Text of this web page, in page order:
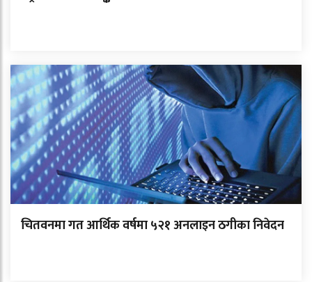
चितवनमा गत आर्थिक वर्षमा ५२१ अनलाइन ठगीका निवेदन